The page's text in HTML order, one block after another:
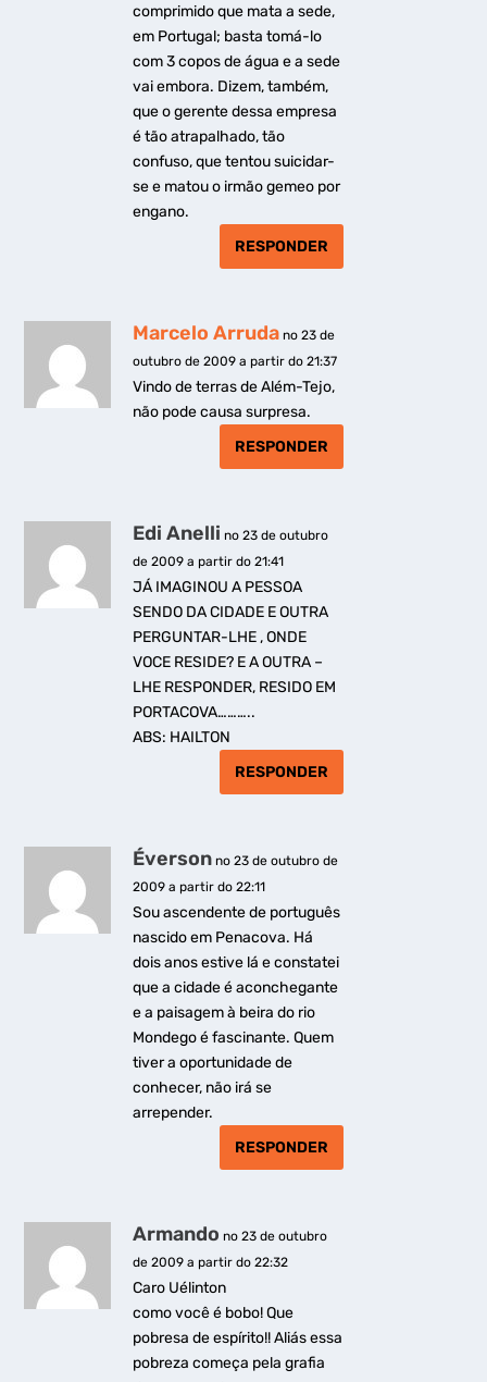
comprimido que mata a sede,
em Portugal; basta tomá-lo
com 3 copos de água e a sede
vai embora. Dizem, também,
que o gerente dessa empresa
é tão atrapalhado, tão
confuso, que tentou suicidar-
se e matou o irmão gemeo por
engano.
RESPONDER
Marcelo Arruda no 23 de
outubro de 2009 a partir do 21:37
Vindo de terras de Além-Tejo,
não pode causa surpresa.
RESPONDER
Edi Anelli no 23 de outubro
de 2009 a partir do 21:41
JÁ IMAGINOU A PESSOA
SENDO DA CIDADE E OUTRA
PERGUNTAR-LHE , ONDE
VOCE RESIDE? E A OUTRA –
LHE RESPONDER, RESIDO EM
PORTACOVA………..
ABS: HAILTON
RESPONDER
Éverson no 23 de outubro de
2009 a partir do 22:11
Sou ascendente de português
nascido em Penacova. Há
dois anos estive lá e constatei
que a cidade é aconchegante
e a paisagem à beira do rio
Mondego é fascinante. Quem
tiver a oportunidade de
conhecer, não irá se
arrepender.
RESPONDER
Armando no 23 de outubro
de 2009 a partir do 22:32
Caro Uélinton
como você é bobo! Que
pobresa de espírito!! Aliás essa
pobreza começa pela grafia